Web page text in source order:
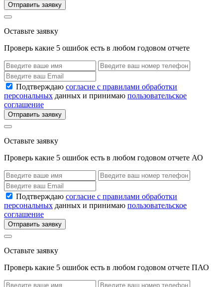
Отправить заявку
Оставьте заявку
Проверь какие 5 ошибок есть в любом годовом отчете
Подтверждаю согласие с правилами обработки
персональных данных и принимаю пользовательское
соглашение
Отправить заявку
Оставьте заявку
Проверь какие 5 ошибок есть в любом годовом отчете АО
Подтверждаю согласие с правилами обработки
персональных данных и принимаю пользовательское
соглашение
Отправить заявку
Оставьте заявку
Проверь какие 5 ошибок есть в любом годовом отчете ПАО